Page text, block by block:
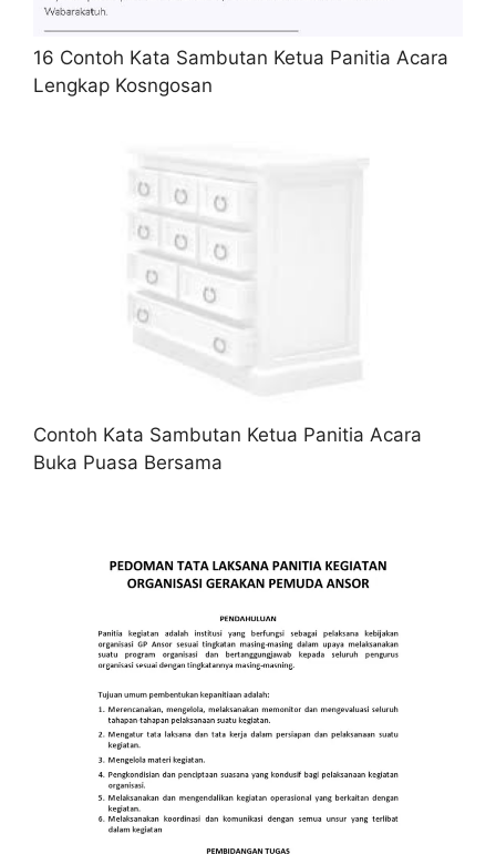
16 Contoh Kata Sambutan Ketua Panitia Acara
Lengkap Kosngosan
Contoh Kata Sambutan Ketua Panitia Acara
Buka Puasa Bersama